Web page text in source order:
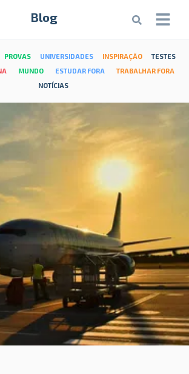
Blog
PROVAS UNIVERSIDADES INSPIRAÇÃO
TESTES
MUNDO ESTUDAR FORA
TRABALHAR FORA
NOTÍCIAS